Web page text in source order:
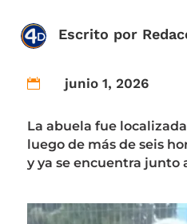
Escrito por
 junio 1, 2026
La abuela fue
luego de más de seis
y ya se encuentra junto